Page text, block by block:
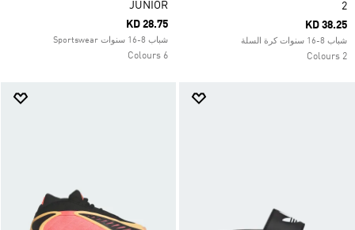
2
KD 38.25
شباب 8-16 سنوات كرة السلة
2 Colours
JUNIOR
KD 28.75
شباب 8-16 سنوات Sportswear
6 Colours